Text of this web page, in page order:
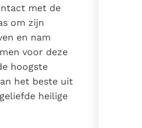
met de
om zijn
en nam
voor deze
hoogste
het beste uit
heilige